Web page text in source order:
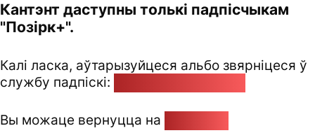
Кантэнт даступны толькі падпісчыкам
"Позірк+".
Калі ласка, аўтарызуйцеся альбо звярніцеся ў
службу падпіскі:
Вы можаце вернуцца на